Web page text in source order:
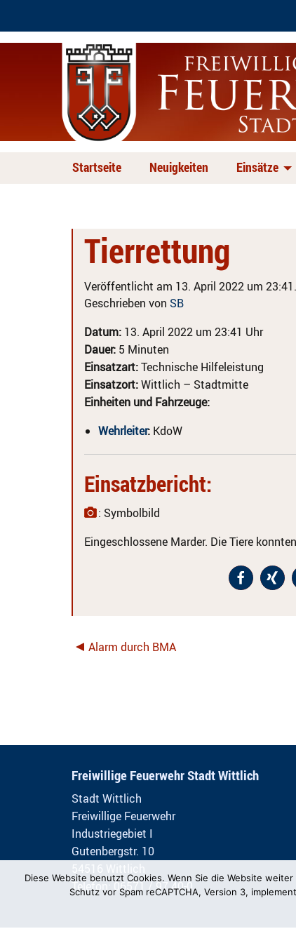
Startseite Neuigkeiten Einsätze
Tierrettung
Veröffentlicht am 13. April 2022 um 23:41.
Geschrieben von SB
Datum: 13. April 2022 um 23:41 Uhr
Dauer: 5 Minuten
Einsatzart:Technische Hilfeleistung
Einsatzort:Wittlich – Stadtmitte
Einheiten und Fahrzeuge:
Wehrleiter: KdoW
Einsatzbericht:
: Symbolbild
Eingeschlossene Marder. Die Tiere
Alarm durch BMA
Freiwillige Feuerwehr Stadt Wittlich
Stadt Wittlich
Freiwillige Feuerwehr
Industriegebiet I
Gutenbergstr. 10
Telefon: 06571 / 97 40-0
Diese Website benutzt Cookies. Wenn Sie die Website
Schutz vor Spam reCAPTCHA, Version 3,